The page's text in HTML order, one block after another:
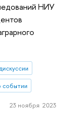
НИУ
событии
23 ноября 2023